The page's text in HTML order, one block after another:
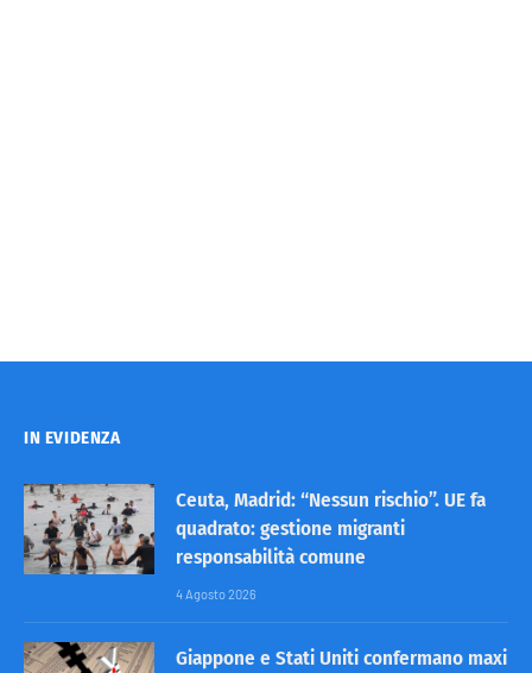
IN EVIDENZA
Ceuta, Madrid: “Nessun rischio”. UE fa
quadrato: gestione migranti
responsabilità comune
4 Agosto 2026
Giappone e Stati Uniti confermano maxi